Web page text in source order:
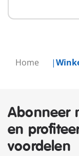
Home
Abonneer
en
voordelen